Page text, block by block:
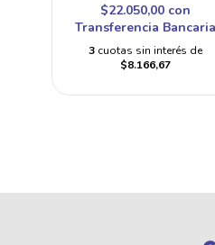
$22.050,00 con
Transferencia Bancaria
3 cuotas sin interés de
$8.166,67